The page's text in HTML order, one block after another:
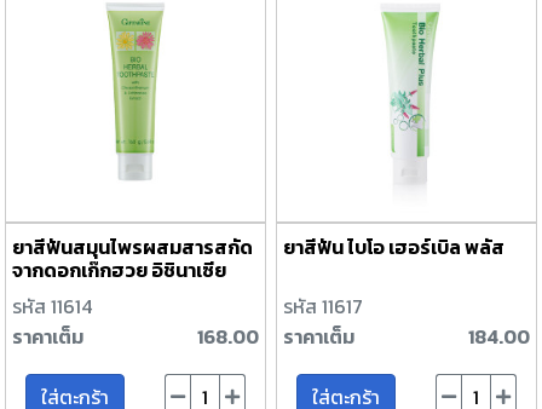
ยาสีฟันสมุนไพรผสมสารสกัด
จากดอกเก๊กฮวย อิชินาเซีย
รหัส 11614
ราคาเต็ม
168.00
ใส่ตะกร้า
ยาสีฟัน ไบโอ เฮอร์เบิล พลัส
รหัส 11617
ราคาเต็ม
184.00
ใส่ตะกร้า